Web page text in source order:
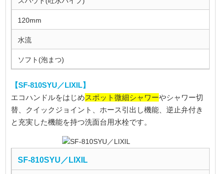
120mm
水流
ソフト(泡まつ)
【SF-810SYU／LIXIL】
エコハンドルをはじめスポット微細シャワーやシャワー切
替、クイックジョイント、ホース引出し機能、逆止弁付き
と充実した機能を持つ洗面台用水栓です。
SF-810SYU／LIXIL